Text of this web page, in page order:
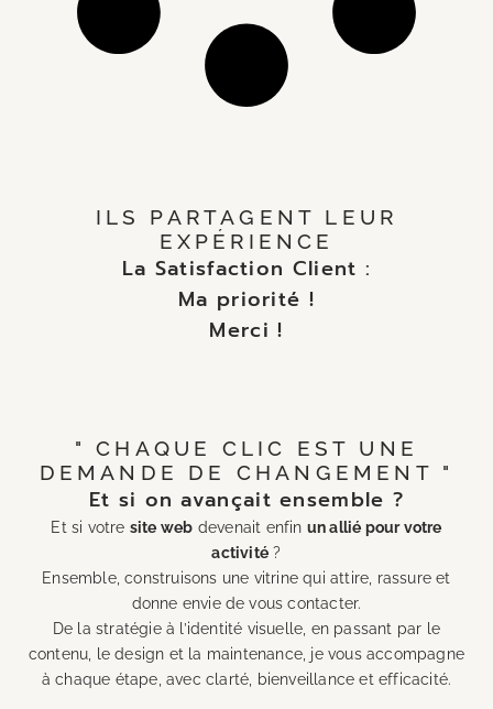
ILS PARTAGENT LEUR
EXPÉRIENCE
La Satisfaction Client :
Ma priorité !
Merci !
" CHAQUE CLIC EST UNE
DEMANDE DE CHANGEMENT "
Et si on avançait ensemble ?
Et si votre site web devenait enfin un allié pour votre
activité ?
Ensemble, construisons une vitrine qui attire, rassure et
donne envie de vous contacter.
De la stratégie à l’identité visuelle, en passant par le
contenu, le design et la maintenance, je vous accompagne
à chaque étape, avec clarté, bienveillance et efficacité.